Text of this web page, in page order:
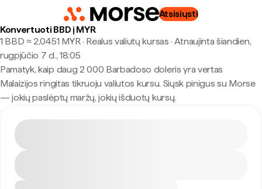
Atsisiųsti
Konvertuoti BBD į MYR
1 BBD ≈ 2,0451 MYR · Realus valiutų kursas · Atnaujinta šiandien,
rugpjūčio 7 d., 18:05
Pamatyk, kaip daug 2 000 Barbadoso doleris yra vertas
Malaizijos ringitas tikruoju valiutos kursu. Siųsk pinigus su Morse
— jokių paslėptų maržų, jokių išduotų kursų.